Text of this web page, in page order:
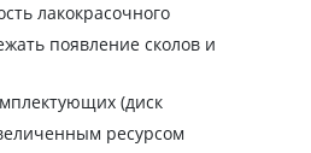
лакокрасочного
появление сколов и
(диск
ресурсом